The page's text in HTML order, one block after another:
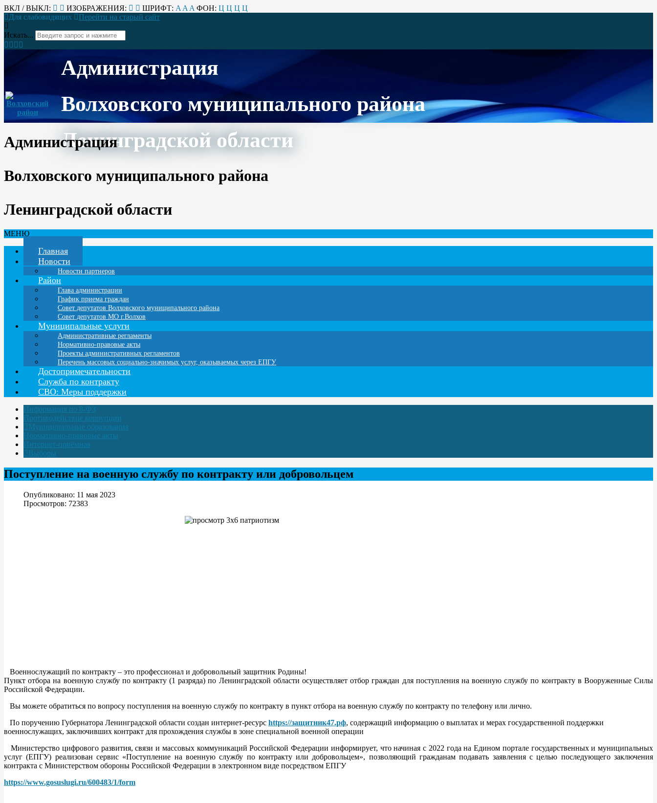
ВКЛ / ВЫКЛ: ИЗОБРАЖЕНИЯ: ШРИФТ: A A A ФОН: Ц Ц Ц Ц
Для слабовидящих
Перейти на старый сайт
Искать...
Администрация
Волховского муниципального района
Ленинградской области
Администрация
Волховского муниципального района
Ленинградской области
МЕНЮ
Главная
Новости
Новости партнеров
Район
Глава администрации
График приема граждан
Совет депутатов Волховского муниципального района
Совет депутатов МО г.Волхов
Муниципальные услуги
Административные регламенты
Нормативно-правовые акты
Проекты административных регламентов
Перечень массовых социально-значимых услуг, оказываемых через ЕПГУ
Достопримечательности
Служба по контракту
СВО: Меры поддержки
Информация по 8-ФЗ
Противодействие коррупции
Муниципальные образования
Нормативно-правовые акты
Интернет-приёмная
Выборы
Поступление на военную службу по контракту или добровольцем
Опубликовано: 11 мая 2023
Просмотров: 72383
Военнослужащий по контракту – это профессионал и добровольный защитник Родины!
Пункт отбора на военную службу по контракту (1 разряда) по Ленинградской области осуществляет отбор граждан для поступления на военную службу по контракту в Вооруженные Силы
Российской Федерации.
Вы можете обратиться по вопросу поступления на военную службу по контракту в пункт отбора на военную службу по контракту по телефону или лично.
По поручению Губернатора Ленинградской области создан интернет-ресурс https://защитник47.рф, содержащий информацию о выплатах и мерах государственной поддержки
военнослужащих, заключивших контракт для прохождения службы в зоне специальной военной операции
Министерство цифрового развития, связи и массовых коммуникаций Российской Федерации информирует, что начиная с 2022 года на Едином портале государственных и муниципальных
услуг (ЕПГУ) реализован сервис «Поступление на военную службу по контракту или добровольцем», позволяющий гражданам подавать заявления с целью последующего заключения
контракта с Министерством обороны Российской Федерации в электронном виде посредством ЕПГУ
https://www.gosuslugi.ru/600483/1/form